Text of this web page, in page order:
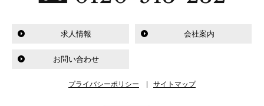
求人情報 会社案内
お問い合わせ
プライバシーポリシー サイトマップ